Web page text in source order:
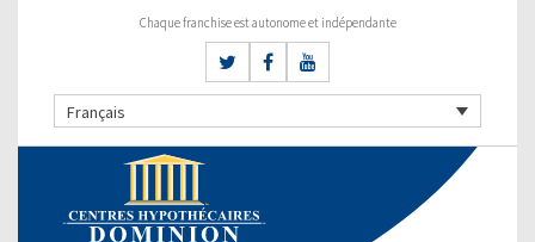
Chaque franchise est autonome et indépendante
Français